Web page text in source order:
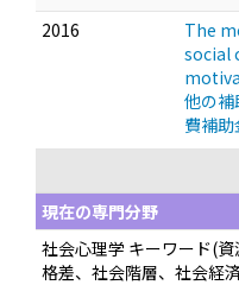
2016
The
social
他の補
費補助
現在の専門分野
社会心理学 キーワード(
格差、社会階層、社会経